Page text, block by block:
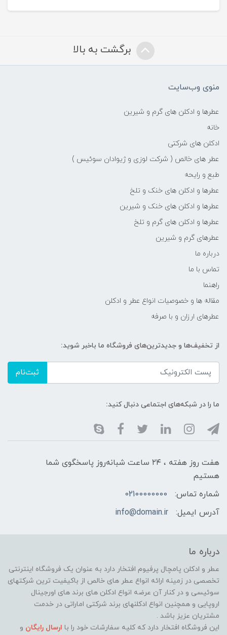
برگشت به بالا
منوی وب‌سایت
عطرها و ادکلن های گرم و شیرین
خانه
ادکلن های شرکتی
عطر های خالص ( شرکت لوزی و ژیوادان سوئیس )
طبع و رایحه
عطرها و ادکلن های خنک و تلخ
عطرها و ادکلن های خنک و شیرین
عطرها و ادکلن های گرم و تلخ
عطرهای گرم و شیرین
درباره ما
تماس با ما
راهنما
مقاله ها و خصوصیات انواع عطر و ادکلن
عطرهای ارزان و با صرفه
از تخفیف‌ها و جدیدترین‌های فروشگاه ما باخبر شوید:
ثبت‌نام
ما را در شبکه‌های اجتماعی دنبال کنید:
هفت روز هفته ، ۲۴ ساعت شبانه‌روز پاسخگوی شما
هستیم
شماره تماس:
02100000000
آدرس ایمیل:
info@domain.ir
درباره ما
عطر و ادکلن پامچال پرفیوم افتخار دارد به عنوان یک فروشگاه اینترنتی
تخصصی در زمینه ارائه انواع عطر های خالص از باکیفیت ترین شرکتهای
سوئیسی و در کنار آن عرضه انواع ادکلن های برند های اورجینال
اروپایی و همچنین انواع ادکلنهای برند شرکتی اماراتی در خدمت
مشتریان عزیز باشد .
این فروشگاه افتخار دارد که کلیه سفارشات خود را با ارسال رایگان و